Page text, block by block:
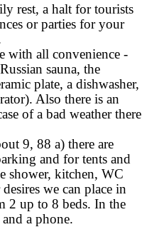
rest, a halt for tourists
or parties for your
with all convenience -
sauna, the
plate, a dishwasher,
Also there is an
of a bad weather there
9, 88 a) there are
and for tents and
shower, kitchen, WC
we can place in
2 up to 8 beds. In the
a phone.